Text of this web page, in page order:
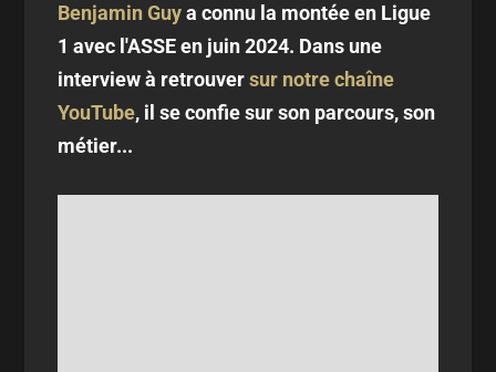
Benjamin Guya connu la montée en Ligue
1 avec l'ASSE en juin 2024. Dans une
interview à retrouversur notre chaîne
YouTube, il se confie sur son parcours, son
métier...